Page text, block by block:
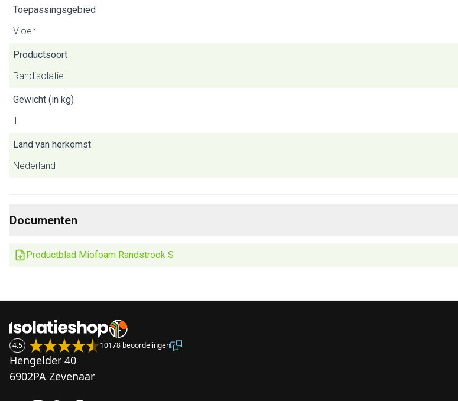
Toepassingsgebied
Vloer
Productsoort
Randisolatie
Gewicht (in kg)
1
Land van herkomst
Nederland
Documenten
Productblad Miofoam Randstrook S
4.5 10178 beoordelingen
Hengelder 40
6902PA Zevenaar